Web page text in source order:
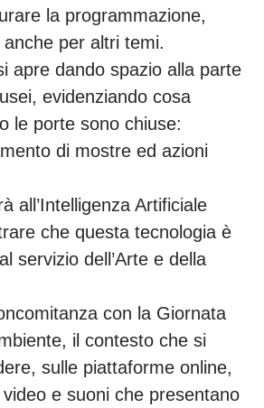
la programmazione,
per altri temi.
apre dando spazio alla parte
evidenziando cosa
le porte sono chiuse:
di mostre ed azioni
all’Intelligenza Artificiale
che questa tecnologia è
servizio dell’Arte e della
con la Giornata
il contesto che si
sulle piattaforme online,
e suoni che presentano